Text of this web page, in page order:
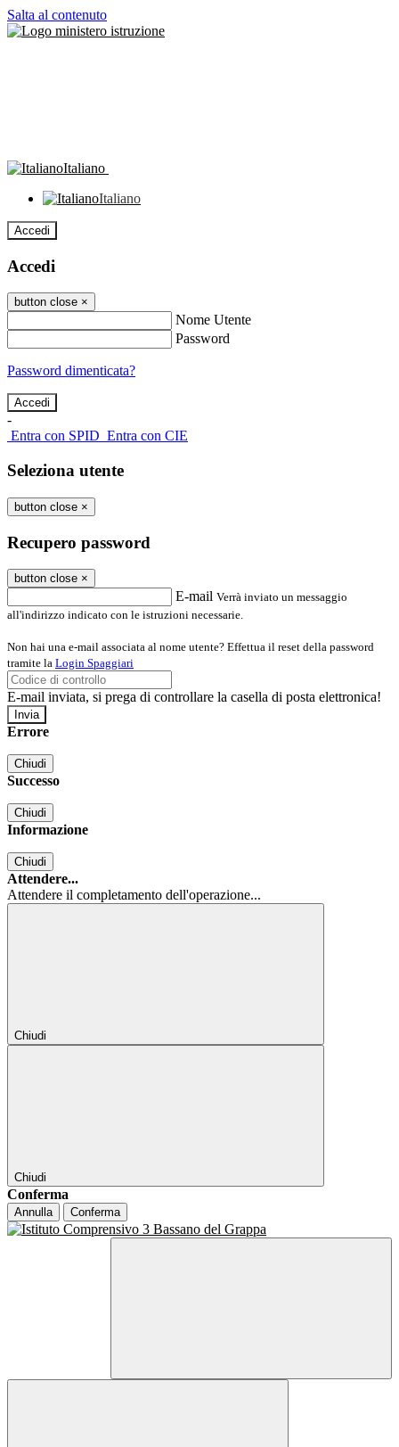
Salta al contenuto
Italiano
Italiano
Accedi
Accedi
button close ×
Nome Utente
Password
Password dimenticata?
-
Entra con SPID Entra con CIE
Seleziona utente
button close ×
Recupero password
button close ×
E-mail Verrà inviato un messaggio
all'indirizzo indicato con le istruzioni necessarie.
Non hai una e-mail associata al nome utente? Effettua il reset della password
tramite la Login Spaggiari
E-mail inviata, si prega di controllare la casella di posta elettronica!
Errore
Chiudi
Successo
Chiudi
Informazione
Chiudi
Attendere...
Attendere il completamento dell'operazione...
Chiudi
Chiudi
Conferma
Annulla Conferma